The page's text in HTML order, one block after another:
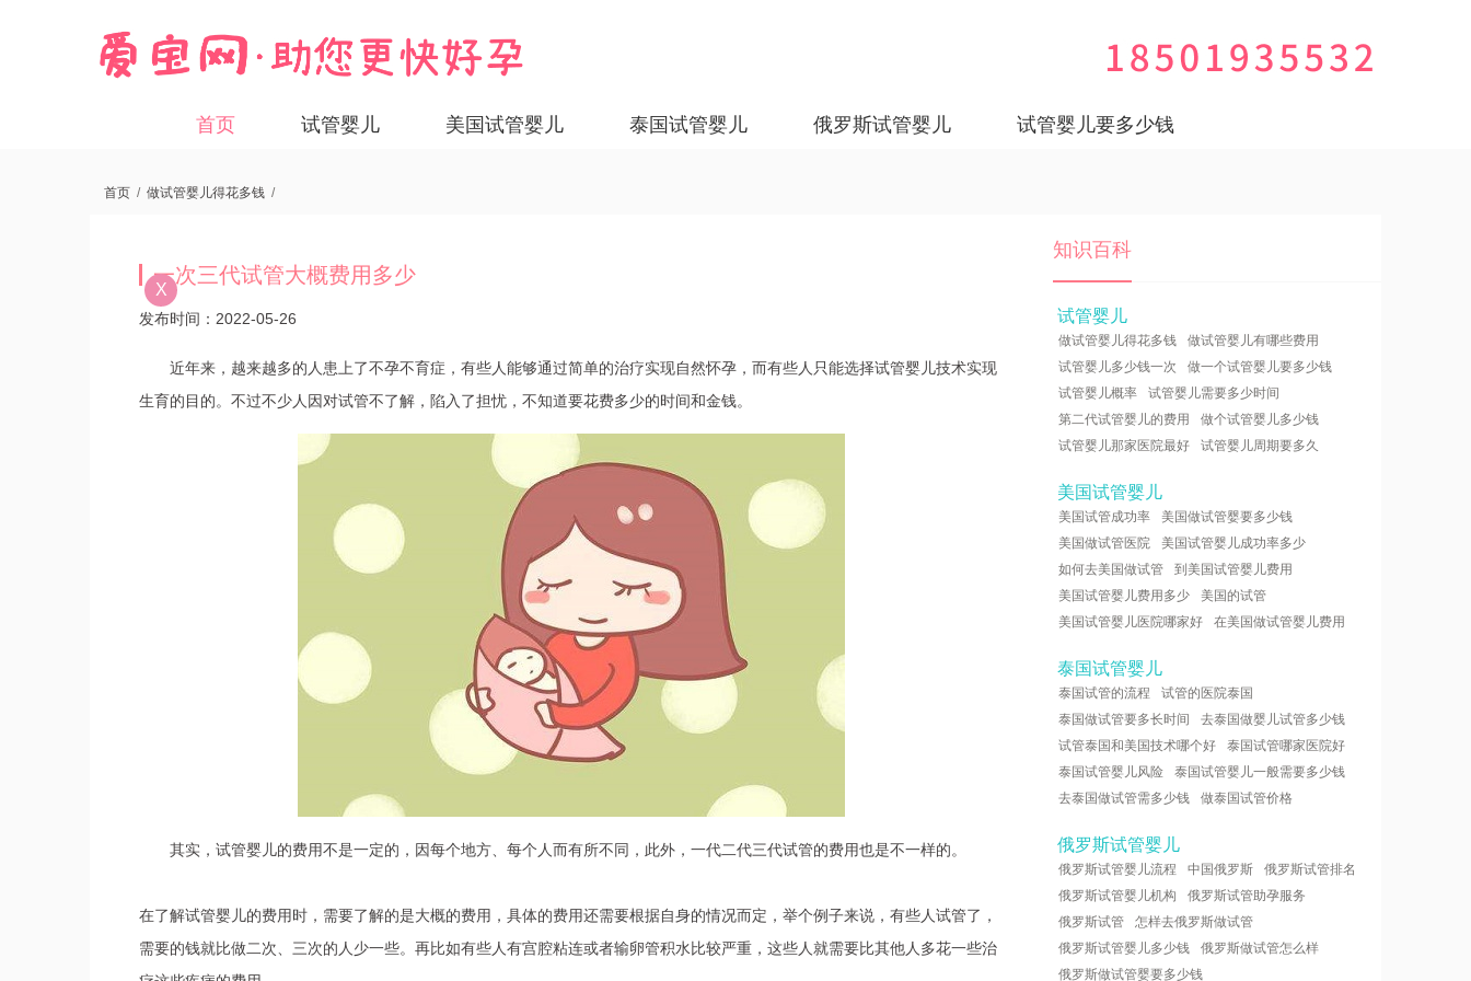
首页 试管婴儿 美国试管婴儿 泰国试管婴儿 俄罗斯试管婴儿 试管婴儿要多少钱
首页 / 做试管婴儿得花多钱 /
一次三代试管大概费用多少
发布时间：2022-05-26
近年来，越来越多的人患上了不孕不育症，有些人能够通过简单的治疗实现自然怀孕，而有些人只能选择试管婴儿技术实现
生育的目的。不过不少人因对试管不了解，陷入了担忧，不知道要花费多少的时间和金钱。
其实，试管婴儿的费用不是一定的，因每个地方、每个人而有所不同，此外，一代二代三代试管的费用也是不一样的。
在了解试管婴儿的费用时，需要了解的是大概的费用，具体的费用还需要根据自身的情况而定，举个例子来说，有些人试管了，
需要的钱就比做二次、三次的人少一些。再比如有些人有宫腔粘连或者输卵管积水比较严重，这些人就需要比其他人多花一些治
知识百科
试管婴儿
做试管婴儿得花多钱
做试管婴儿有哪些费用
试管婴儿多少钱一次
做一个试管婴儿要多少钱
试管婴儿概率
试管婴儿需要多少时间
第二代试管婴儿的费用
做个试管婴儿多少钱
试管婴儿那家医院最好
试管婴儿周期要多久
美国试管婴儿
美国试管成功率
美国做试管婴要多少钱
美国做试管医院
美国试管婴儿成功率多少
如何去美国做试管
到美国试管婴儿费用
美国试管婴儿费用多少
美国的试管
美国试管婴儿医院哪家好
在美国做试管婴儿费用
泰国试管婴儿
泰国试管的流程
试管的医院泰国
泰国做试管要多长时间
去泰国做婴儿试管多少钱
试管泰国和美国技术哪个好
泰国试管哪家医院好
泰国试管婴儿风险
泰国试管婴儿一般需要多少钱
去泰国做试管需多少钱
做泰国试管价格
俄罗斯试管婴儿
俄罗斯试管婴儿流程 中国俄罗斯
俄罗斯试管排名
俄罗斯试管婴儿机构
俄罗斯试管助孕服务
俄罗斯试管
怎样去俄罗斯做试管
俄罗斯试管婴儿多少钱
俄罗斯做试管怎么样
俄罗斯做试管婴要多少钱
X